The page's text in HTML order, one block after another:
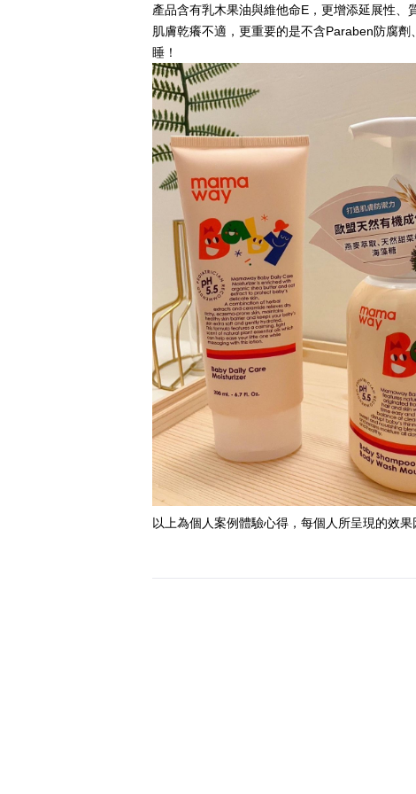
產品含有乳木果油與維他命E，更增添延展性
肌膚乾癢不適，更重要的是不含Paraben防腐
睡！
以上為個人案例體驗心得，每個人所呈現的效果